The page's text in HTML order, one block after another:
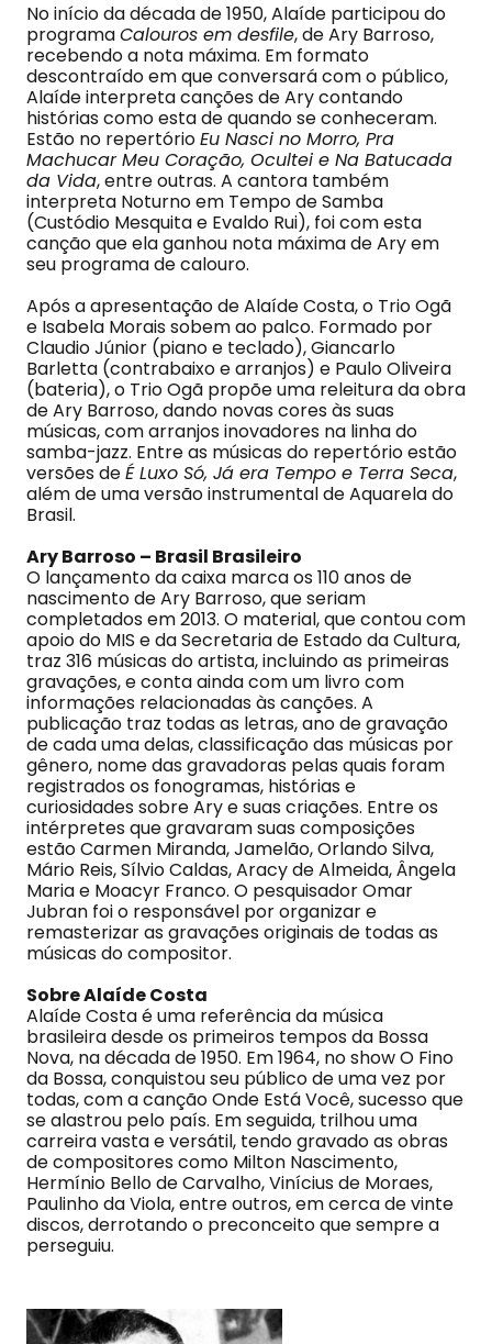
No início da década de 1950, Alaíde participou do
programaCalouros em desfile, de Ary Barroso,
recebendo a nota máxima. Em formato
descontraído em que conversará com o público,
Alaíde interpreta canções de Ary contando
histórias como esta de quando se conheceram.
Estão no repertórioEu Nasci no Morro, Pra
Machucar Meu Coração, Ocultei e Na Batucada
da Vida, entre outras. A cantora também
interpreta Noturno em Tempo de Samba
(Custódio Mesquita e Evaldo Rui), foi com esta
canção que ela ganhou nota máxima de Ary em
seu programa de calouro.
Após a apresentação de Alaíde Costa, o Trio Ogã
e Isabela Morais sobem ao palco. Formado por
Claudio Júnior (piano e teclado), Giancarlo
Barletta (contrabaixo e arranjos) e Paulo Oliveira
(bateria), o Trio Ogã propõe uma releitura da obra
de Ary Barroso, dando novas cores às suas
músicas, com arranjos inovadores na linha do
samba-jazz. Entre as músicas do repertório estão
versões deÉ Luxo Só, Já era Tempo e Terra Seca,
além de uma versão instrumental de Aquarela do
Brasil.
Ary Barroso – Brasil Brasileiro
O lançamento da caixa marca os 110 anos de
nascimento de Ary Barroso, que seriam
completados em 2013. O material, que contou com
apoio do MIS e da Secretaria de Estado da Cultura,
traz 316 músicas do artista, incluindo as primeiras
gravações, e conta ainda com um livro com
informações relacionadas às canções. A
publicação traz todas as letras, ano de gravação
de cada uma delas, classificação das músicas por
gênero, nome das gravadoras pelas quais foram
registrados os fonogramas, histórias e
curiosidades sobre Ary e suas criações. Entre os
intérpretes que gravaram suas composições
estão Carmen Miranda, Jamelão, Orlando Silva,
Mário Reis, Sílvio Caldas, Aracy de Almeida, Ângela
Maria e Moacyr Franco. O pesquisador Omar
Jubran foi o responsável por organizar e
remasterizar as gravações originais de todas as
músicas do compositor.
Sobre Alaíde Costa
Alaíde Costa é uma referência da música
brasileira desde os primeiros tempos da Bossa
Nova, na década de 1950. Em 1964, no show O Fino
da Bossa, conquistou seu público de uma vez por
todas, com a canção Onde Está Você, sucesso que
se alastrou pelo país. Em seguida, trilhou uma
carreira vasta e versátil, tendo gravado as obras
de compositores como Milton Nascimento,
Hermínio Bello de Carvalho, Vinícius de Moraes,
Paulinho da Viola, entre outros, em cerca de vinte
discos, derrotando o preconceito que sempre a
perseguiu.